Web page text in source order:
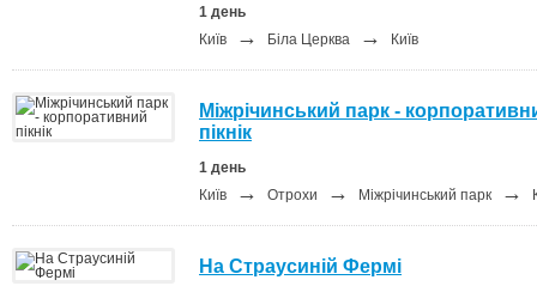
1 день
Київ
→ Біла Церква → Київ
Міжрічинський парк -
пікнік
1 день
Київ
→ Отрохи → Міжрічинський парк →
На Страусиній Фермі